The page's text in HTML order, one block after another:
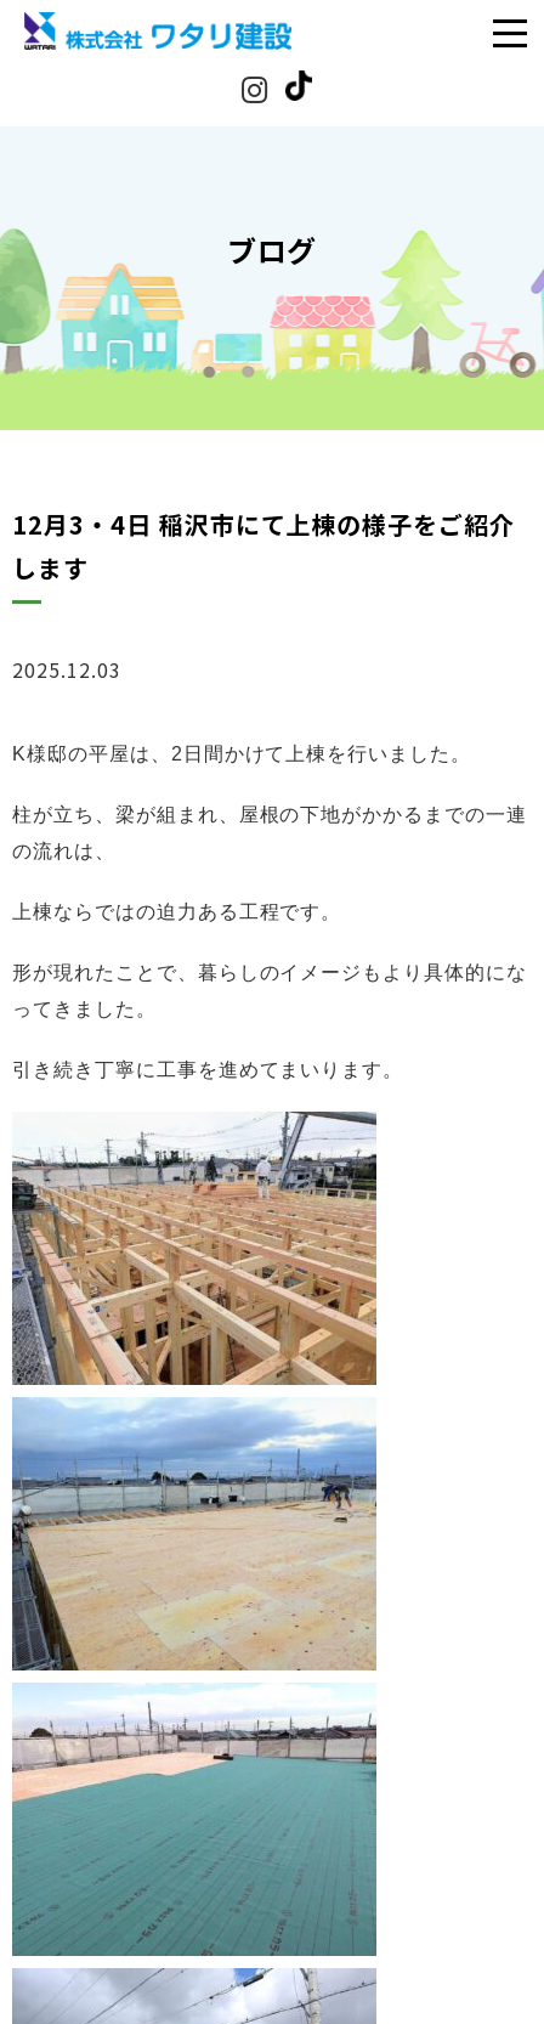
ブログ
12月3・4日 稲沢市にて上棟の様子をご紹介
します
2025.12.03
K様邸の平屋は、2日間かけて上棟を行いました。
柱が立ち、梁が組まれ、屋根の下地がかかるまでの一連
の流れは、
上棟ならではの迫力ある工程です。
形が現れたことで、暮らしのイメージもより具体的にな
ってきました。
引き続き丁寧に工事を進めてまいります。